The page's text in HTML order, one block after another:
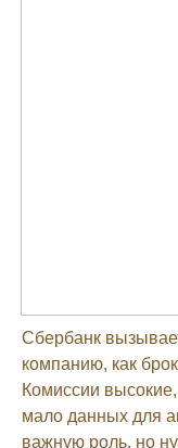
Сбербанк
компанию, как
Комиссии
мало данных для
важную роль, но